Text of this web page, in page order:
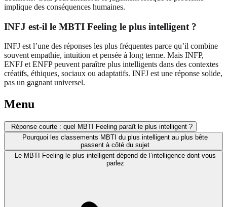
implique des conséquences humaines.
INFJ est-il le MBTI Feeling le plus intelligent ?
INFJ est l’une des réponses les plus fréquentes parce qu’il combine
souvent empathie, intuition et pensée à long terme. Mais INFP,
ENFJ et ENFP peuvent paraître plus intelligents dans des contextes
créatifs, éthiques, sociaux ou adaptatifs. INFJ est une réponse solide,
pas un gagnant universel.
Menu
Réponse courte : quel MBTI Feeling paraît le plus intelligent ?
Pourquoi les classements MBTI du plus intelligent au plus bête
passent à côté du sujet
Le MBTI Feeling le plus intelligent dépend de l’intelligence dont vous
parlez